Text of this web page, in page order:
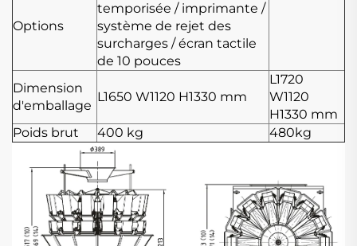
Options
temporisée / imprimante /
système de rejet des
surcharges / écran tactile
de 10 pouces
Dimension
d'emballage
L1650 W1120 H1330 mm
L1720
W1120
H1330 mm
Poids brut
400 kg 480kg